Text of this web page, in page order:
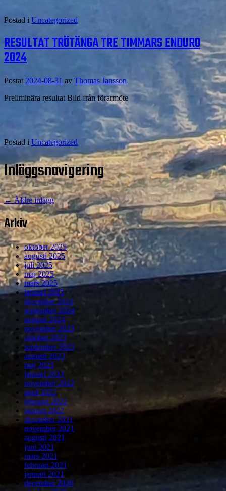
Postad i Uncategorized
RESULTAT TRÖTÄNGA TRE TIMMARS ENDURO
2024
Postat 2024-08-31 av Thomas Jansson
Preliminära resultat Bild från förarmöte
Postad i Uncategorized
Inläggsnavigering
←Äldre inlägg
Arkiv
oktober 2025
augusti 2025
juli 2025
maj 2025
mars 2025
januari 2025
december 2024
september 2024
augusti 2024
november 2023
oktober 2023
september 2023
augusti 2023
maj 2023
januari 2023
november 2022
april 2022
februari 2022
januari 2022
december 2021
november 2021
augusti 2021
juni 2021
mars 2021
februari 2021
januari 2021
december 2020